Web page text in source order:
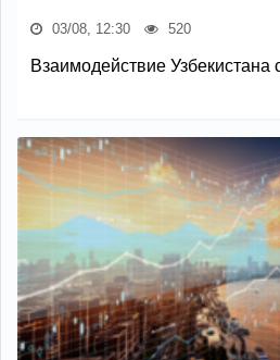
03/08, 12:30 520
Взаимодействие